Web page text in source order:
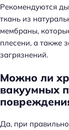
Рекомендуются
ткань из
мембраны,
плесени, а также
загрязнений.
Можно ли
вакуумных
Да, при